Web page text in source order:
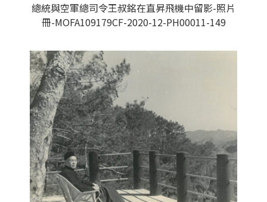
總統與空軍總司令王叔銘在直昇飛機中留影-照片
冊-MOFA109179CF-2020-12-PH00011-149